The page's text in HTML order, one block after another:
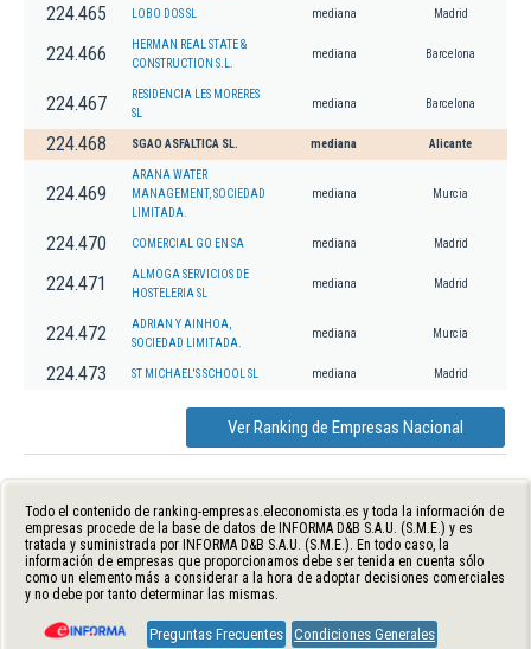
224.465 LOBO DOS SL mediana Madrid
224.466
HERMAN REAL STATE &
CONSTRUCTION S.L.
mediana Barcelona
224.467
RESIDENCIA LES MORERES
SL
mediana Barcelona
224.468 SGAO ASFALTICA SL. mediana Alicante
224.469
ARANA WATER
MANAGEMENT, SOCIEDAD
LIMITADA.
mediana Murcia
224.470 COMERCIAL GO EN SA mediana Madrid
224.471
ALMOGA SERVICIOS DE
HOSTELERIA SL
mediana Madrid
224.472
ADRIAN Y AINHOA,
SOCIEDAD LIMITADA.
mediana Murcia
224.473 ST MICHAEL'S SCHOOL SL mediana Madrid
Ver Ranking de Empresas Nacional
Todo el contenido de ranking-empresas.eleconomista.es y toda la información de
empresas procede de la base de datos de INFORMA D&B S.A.U. (S.M.E.) y es
tratada y suministrada por INFORMA D&B S.A.U. (S.M.E.). En todo caso, la
información de empresas que proporcionamos debe ser tenida en cuenta sólo
como un elemento más a considerar a la hora de adoptar decisiones comerciales
y no debe por tanto determinar las mismas.
Preguntas Frecuentes Condiciones Generales